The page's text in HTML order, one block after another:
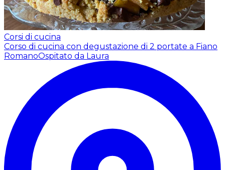
Corsi di cucina
Corso di cucina con degustazione di 2 portate a Fiano
RomanoOspitato da Laura